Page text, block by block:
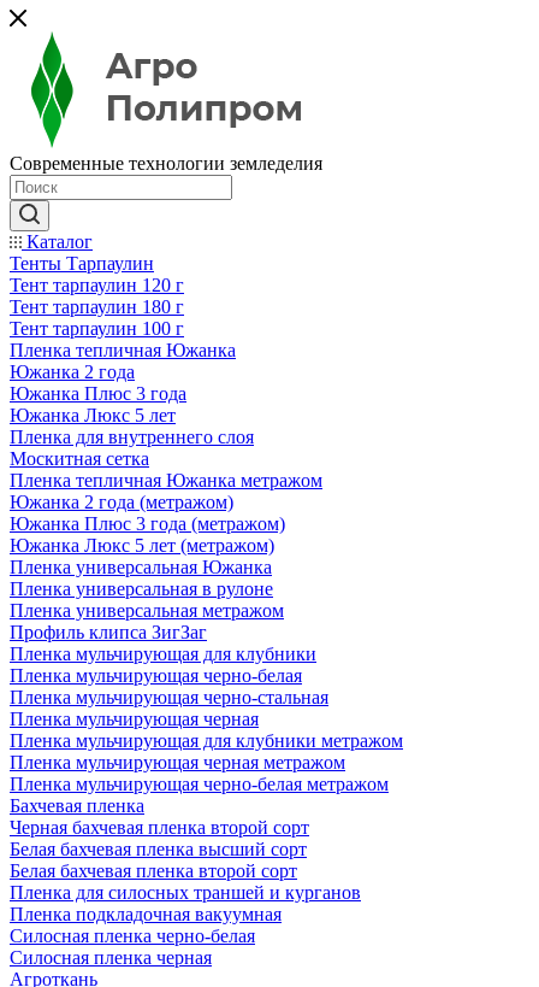
Современные технологии земледелия
Каталог
Тенты Тарпаулин
Тент тарпаулин 120 г
Тент тарпаулин 180 г
Тент тарпаулин 100 г
Пленка тепличная Южанка
Южанка 2 года
Южанка Плюс 3 года
Южанка Люкс 5 лет
Пленка для внутреннего слоя
Москитная сетка
Пленка тепличная Южанка метражом
Южанка 2 года (метражом)
Южанка Плюс 3 года (метражом)
Южанка Люкс 5 лет (метражом)
Пленка универсальная Южанка
Пленка универсальная в рулоне
Пленка универсальная метражом
Профиль клипса ЗигЗаг
Пленка мульчирующая для клубники
Пленка мульчирующая черно-белая
Пленка мульчирующая черно-стальная
Пленка мульчирующая черная
Пленка мульчирующая для клубники метражом
Пленка мульчирующая черная метражом
Пленка мульчирующая черно-белая метражом
Бахчевая пленка
Черная бахчевая пленка второй сорт
Белая бахчевая пленка высший сорт
Белая бахчевая пленка второй сорт
Пленка для силосных траншей и курганов
Пленка подкладочная вакуумная
Силосная пленка черно-белая
Силосная пленка черная
Агроткань